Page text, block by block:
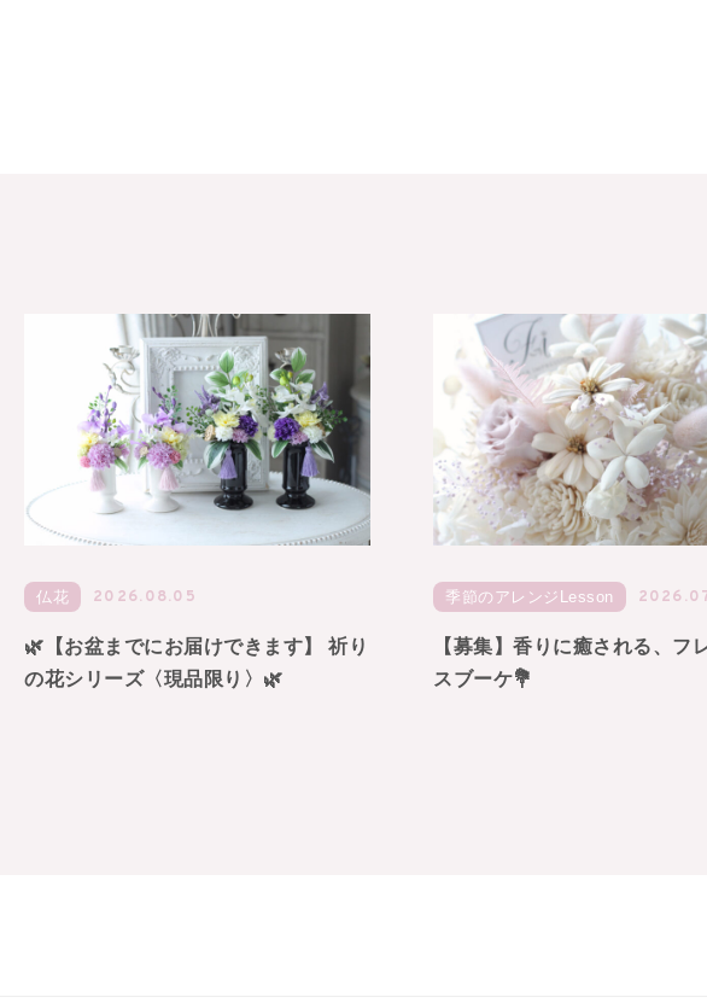
仏花 2026.08.05
🌿【お盆までにお届けできます】 祈り
の花シリーズ〈現品限り〉🌿
季節のアレンジLesson
【募集】香りに癒される、フ
スブーケ💐